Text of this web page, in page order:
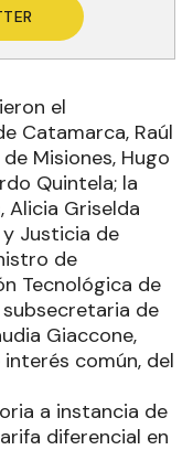
el
Catamarca, Raúl
Misiones, Hugo
Quintela; la
Alicia Griselda
Justicia de
de
Tecnológica de
de
Giaccone,
común, del
a instancia de
diferencial en